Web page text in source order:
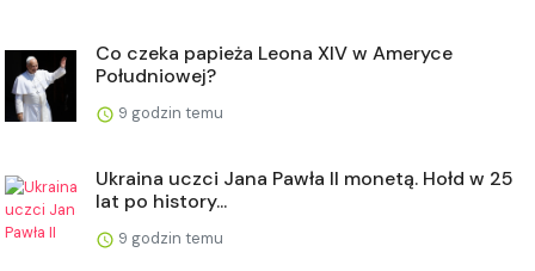
Co czeka papieża Leona XIV w Ameryce
Południowej?
9 godzin temu
Ukraina uczci Jana Pawła II monetą. Hołd w 25
lat po history...
9 godzin temu